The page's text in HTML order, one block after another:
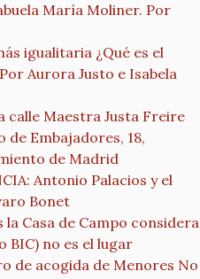
María Moliner. Por
igualitaria ¿Qué es el
Aurora Justo e Isabela
calle Maestra Justa Freire
Embajadores, 18,
de Madrid
Antonio Palacios y el
Bonet
Casa de Campo considera
BIC) no es el lugar
de acogida de Menores No